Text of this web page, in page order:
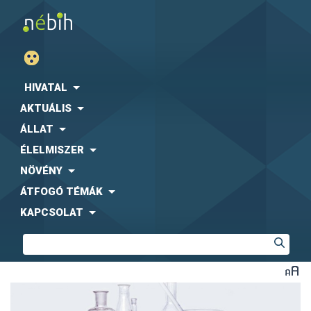
HIVATAL
AKTUÁLIS
ÁLLAT
ÉLELMISZER
NÖVÉNY
ÁTFOGÓ TÉMÁK
KAPCSOLAT